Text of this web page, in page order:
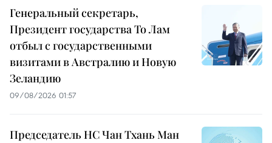
Генеральный секретарь,
Президент государства То Лам
отбыл с государственными
визитами в Австралию и Новую
Зеландию
09/08/2026 01:57
Председатель НС Чан Тхань Ман